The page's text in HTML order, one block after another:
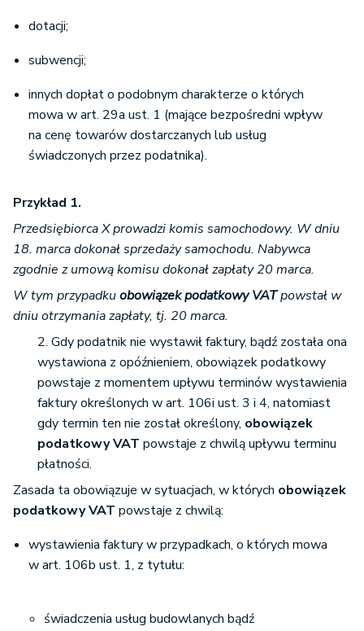
dotacji;
subwencji;
innych dopłat o podobnym charakterze o których
mowa w art. 29a ust. 1 (mające bezpośredni wpływ
na cenę towarów dostarczanych lub usług
świadczonych przez podatnika).
Przykład 1.
Przedsiębiorca X prowadzi komis samochodowy. W dniu
18. marca dokonał sprzedaży samochodu. Nabywca
zgodnie z umową komisu dokonał zapłaty 20 marca.
W tym przypadkuobowiązek podatkowy VATpowstał w
dniu otrzymania zapłaty, tj. 20 marca.
2. Gdy podatnik nie wystawił faktury, bądź została ona
wystawiona z opóźnieniem, obowiązek podatkowy
powstaje z momentem upływu terminów wystawienia
faktury określonych w art. 106i ust. 3 i 4, natomiast
gdy termin ten nie został określony, obowiązek
podatkowy VAT powstaje z chwilą upływu terminu
płatności.
Zasada ta obowiązuje w sytuacjach, w których obowiązek
podatkowy VAT powstaje z chwilą:
wystawienia faktury w przypadkach, o których mowa
w art. 106b ust. 1, z tytułu:
świadczenia usług budowlanych bądź